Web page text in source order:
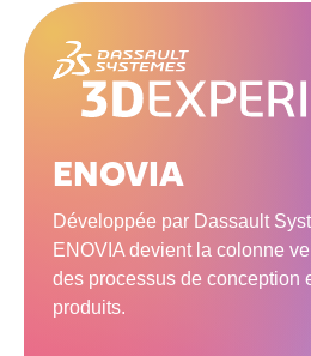
ENOVIA
Développée par Dassault
ENOVIA devient la colonne
des processus de conception
produits.